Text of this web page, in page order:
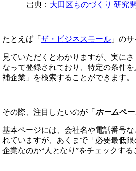
出典： 大田区ものづくり 研究
たとえば「 ザ・ビジネスモール 」の
見ていただくとわかりますが、実に
なって登録されており、特定の条件
補企業」を検索することができます。
その際、注目したいのが「 ホームペー
基本ページには、会社名や電話番号
れていますが、あくまで「必要最低
企業なのか“人となり”をチェックする